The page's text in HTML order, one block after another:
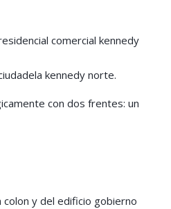
comercial kennedy
kennedy norte.
con dos frentes: un
y del edificio gobierno